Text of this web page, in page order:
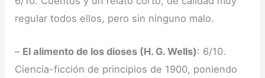
regular todos ellos, pero sin ninguno malo.
– El alimento de los dioses (H. G. Wells): 6/10.
Ciencia-ficción de principios de 1900, poniendo